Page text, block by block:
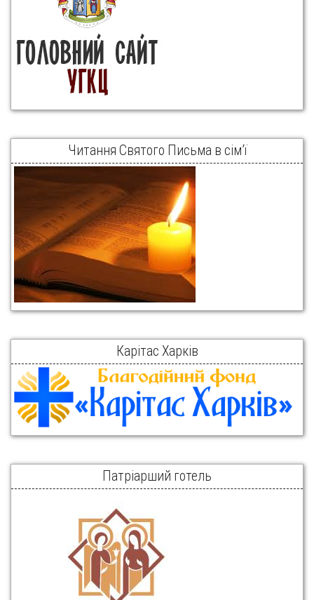
Читання Святого Письма в сім’ї
Карітас Харків
Патріарший готель